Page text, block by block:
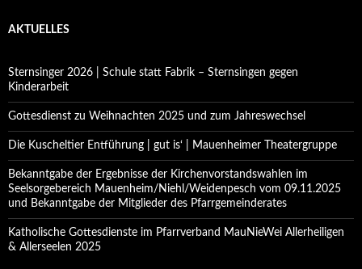
AKTUELLES
Sternsinger 2026 | Schule statt Fabrik – Sternsingen gegen
Kinderarbeit
Gottesdienst zu Weihnachten 2025 und zum Jahreswechsel
Die Kuscheltier Entführung | gut is‘ | Mauenheimer Theatergruppe
Bekanntgabe der Ergebnisse der Kirchenvorstandswahlen im
Seelsorgebereich Mauenheim/Niehl/Weidenpesch vom 09.11.2025
und Bekanntgabe der Mitglieder des Pfarrgemeinderates
Katholische Gottesdienste im Pfarrverband MauNieWei Allerheiligen
& Allerseelen 2025